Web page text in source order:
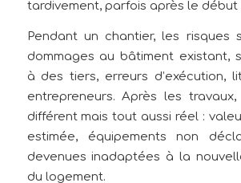
tardivement, parfois après le début
Pendant un chantier, les risques
dommages au bâtiment existant,
à des tiers, erreurs d’exécution,
entrepreneurs. Après les
différent mais tout aussi réel :
estimée, équipements non
devenues inadaptées à la
du logement.